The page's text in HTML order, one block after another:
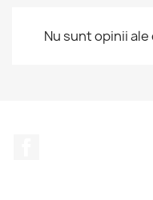
Nu sunt opinii